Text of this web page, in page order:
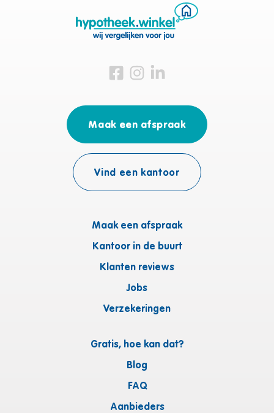
Bezoek ons op Facebook
Bezoek ons op Instagram
Bezoek ons op Linkedin
Maak een afspraak
Kantoor in de buurt
Klanten reviews
Jobs
Verzekeringen
Gratis, hoe kan dat?
Blog
FAQ
Aanbieders
Maak een afspraak
Vind een kantoor